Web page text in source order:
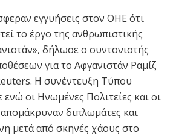
εγγυήσεις στον ΟΗΕ ότι
το έργο της ανθρωπιστικής
δήλωσε ο συντονιστής
για το Αφγανιστάν Ραμίζ
Η συνέντευξη Τύπου
οι Ηνωμένες Πολιτείες και οι
διπλωμάτες και
μετά από σκηνές χάους στο